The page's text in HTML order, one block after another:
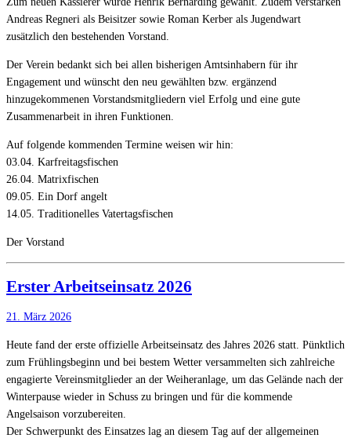
Andreas Regneri als Beisitzer sowie Roman Kerber als Jugendwart
zusätzlich den bestehenden Vorstand.
Der Verein bedankt sich bei allen bisherigen Amtsinhabern für ihr
Engagement und wünscht den neu gewählten bzw. ergänzend
hinzugekommenen Vorstandsmitgliedern viel Erfolg und eine gute
Zusammenarbeit in ihren Funktionen.
Auf folgende kommenden Termine weisen wir hin:
03.04. Karfreitagsfischen
26.04. Matrixfischen
09.05. Ein Dorf angelt
14.05. Traditionelles Vatertagsfischen
Der Vorstand
Erster Arbeitseinsatz 2026
21. März 2026
Heute fand der erste offizielle Arbeitseinsatz des Jahres 2026 statt. Pünktlich
zum Frühlingsbeginn und bei bestem Wetter versammelten sich zahlreiche
engagierte Vereinsmitglieder an der Weiheranlage, um das Gelände nach der
Winterpause wieder in Schuss zu bringen und für die kommende
Angelsaison vorzubereiten.
Der Schwerpunkt des Einsatzes lag an diesem Tag auf der allgemeinen